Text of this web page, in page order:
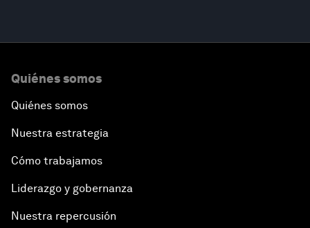
Quiénes somos
Quiénes somos
Nuestra estrategia
Cómo trabajamos
Liderazgo y gobernanza
Nuestra repercusión